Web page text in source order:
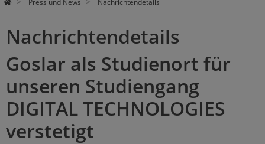
Press und News Nachrichtendetails
Nachrichtendetails
Goslar als Studienort für
unseren Studiengang
DIGITAL TECHNOLOGIES
verstetigt